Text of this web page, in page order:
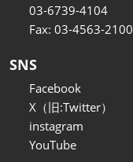
03-6739-4104
Fax: 03-4563-2100
SNS
Facebook
X（旧:Twitter）
instagram
YouTube